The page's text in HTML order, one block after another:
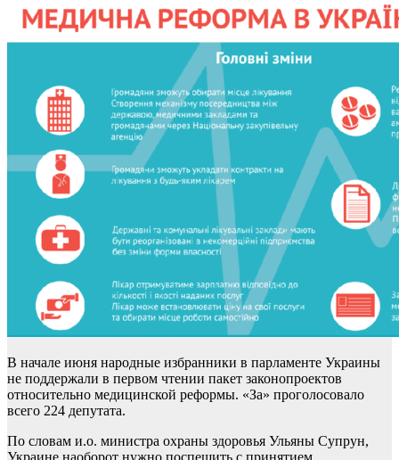
В начале июня народные избранники в парламенте Украины
не поддержали в первом чтении пакет законопроектов
относительно медицинской реформы. «За» проголосовало
всего 224 депутата.
По словам и.о. министра охраны здоровья Ульяны Супрун,
Украине наоборот нужно поспешить с принятием